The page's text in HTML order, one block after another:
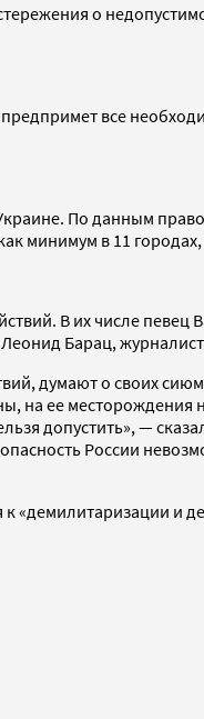
о
все
По данным
минимум в 11
В их числе
Барац,
думают о своих
на ее
допустить», —
России
к «демилитаризации и